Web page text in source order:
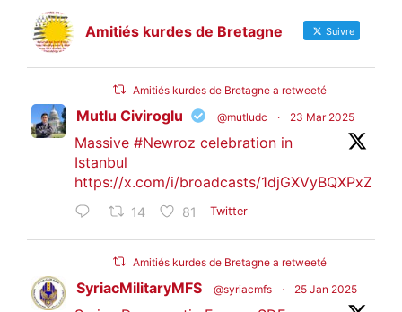
Amitiés kurdes de Bretagne Suivre
Amitiés kurdes de Bretagne a retweeté
Mutlu Civiroglu @mutludc · 23 Mar 2025
Massive #Newroz celebration in
Istanbul
https://x.com/i/broadcasts/1djGXVyBQXPxZ
14 81 Twitter
Amitiés kurdes de Bretagne a retweeté
SyriacMilitaryMFS @syriacmfs · 25 Jan 2025